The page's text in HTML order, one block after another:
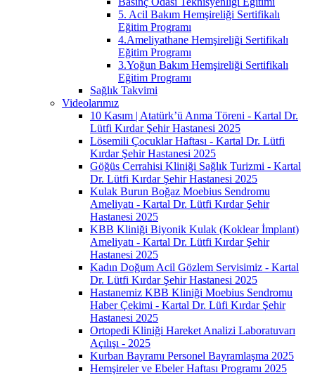
5. Acil Bakım Hemşireliği Sertifikalı
Eğitim Programı
4.Ameliyathane Hemşireliği Sertifikalı
Eğitim Programı
3.Yoğun Bakım Hemşireliği Sertifikalı
Eğitim Programı
Sağlık Takvimi
Videolarımız
10 Kasım | Atatürk’ü Anma Töreni - Kartal Dr.
Lütfi Kırdar Şehir Hastanesi 2025
Lösemili Çocuklar Haftası - Kartal Dr. Lütfi
Kırdar Şehir Hastanesi 2025
Göğüs Cerrahisi Kliniği Sağlık Turizmi - Kartal
Dr. Lütfi Kırdar Şehir Hastanesi 2025
Kulak Burun Boğaz Moebius Sendromu
Ameliyatı - Kartal Dr. Lütfi Kırdar Şehir
Hastanesi 2025
KBB Kliniği Biyonik Kulak (Koklear İmplant)
Ameliyatı - Kartal Dr. Lütfi Kırdar Şehir
Hastanesi 2025
Kadın Doğum Acil Gözlem Servisimiz - Kartal
Dr. Lütfi Kırdar Şehir Hastanesi 2025
Hastanemiz KBB Kliniği Moebius Sendromu
Haber Çekimi - Kartal Dr. Lüfi Kırdar Şehir
Hastanesi 2025
Ortopedi Kliniği Hareket Analizi Laboratuvarı
Açılışı - 2025
Kurban Bayramı Personel Bayramlaşma 2025
Hemşireler ve Ebeler Haftası Programı 2025